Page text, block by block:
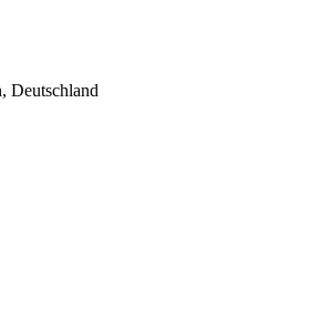
, Deutschland